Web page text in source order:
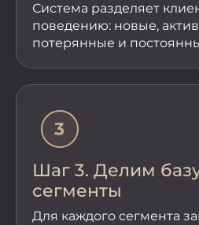
Система разделяет
поведению: новые,
потерянные и
Шаг 3. Делим
сегменты
Для каждого сегмента